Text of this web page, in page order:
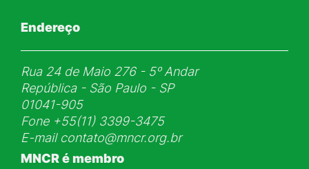
Endereço
Rua 24 de Maio 276 - 5ᵒ Andar
República - São Paulo - SP
01041-905
Fone+55(11) 3399-3475
E-mail contato@mncr.org.br
MNCR é membro